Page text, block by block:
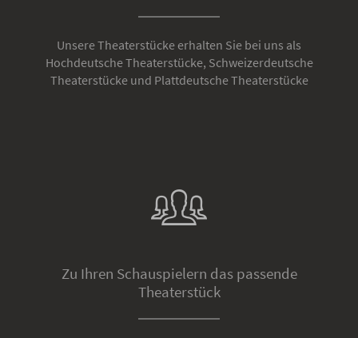
Unsere Theaterstücke erhalten Sie bei uns als
Hochdeutsche Theaterstücke, Schweizerdeutsche
Theaterstücke und Plattdeutsche Theaterstücke
Zu Ihren Schauspielern das passende
Theaterstück